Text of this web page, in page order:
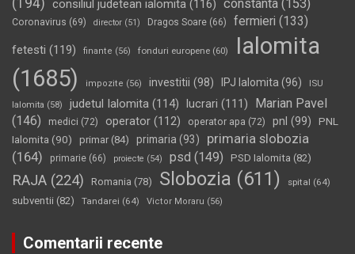
(194) consiliul judetean ialomita (116) constanta (153)
Coronavirus (69) director (51) Dragos Soare (66) fermieri (133)
fetesti (119) finante (56) fonduri europene (60)
Ialomita
(1685)
impozite (56) investitii (98) IPJ Ialomita (96) ISU
Ialomita (58) judetul Ialomita (114) lucrari (111)
Marian Pavel
(146)
medici (72) operator (112) operator apa (72) pnl (99)
PNL
Ialomita (90) primar(84) primaria (93)
primaria slobozia
(164)
primarie (66) proiecte (54) psd (149) PSD Ialomita (82)
RAJA (224) Romania (78) Slobozia (611) spital (64)
subventii (82) Tandarei (64) Victor Moraru (56)
Comentarii recente